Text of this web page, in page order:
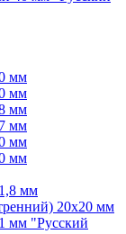
мм
мм
мм
мм
мм
мм
мм
20х20 мм
мм "Русский